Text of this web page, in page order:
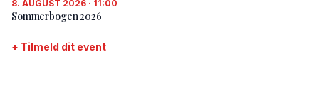
8. AUGUST 2026 · 11:00
Sommerbogen 2026
+ Tilmeld dit event